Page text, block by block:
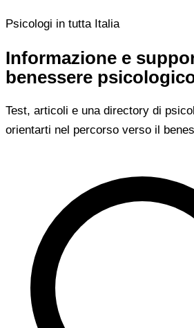
Psicologi in tutta Italia
Informazione e
benessere
Test, articoli e una directory di
orientarti nel percorso verso il